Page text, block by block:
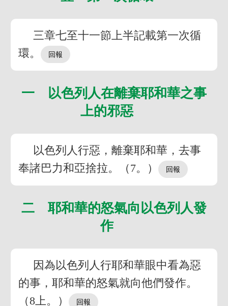
三章七至十一節上半記載第一次循
環。
一 以色列人在離棄耶和華之事
上的邪惡
以色列人行惡，離棄耶和華，去事
奉諸巴力和亞捨拉。（7。）
二 耶和華的怒氣向以色列人發
作
因為以色列人行耶和華眼中看為惡
的事，耶和華的怒氣就向他們發作。
（8上。）